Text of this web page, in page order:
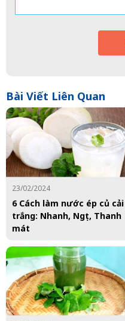
Bài Viết Liên Quan
23/02/2024
6 Cách làm nước ép củ cải
trắng: Nhanh, Ngọt, Thanh
mát